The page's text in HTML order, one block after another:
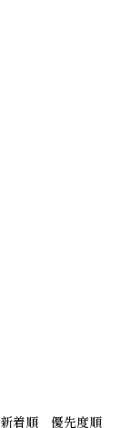
新着順 優先度順